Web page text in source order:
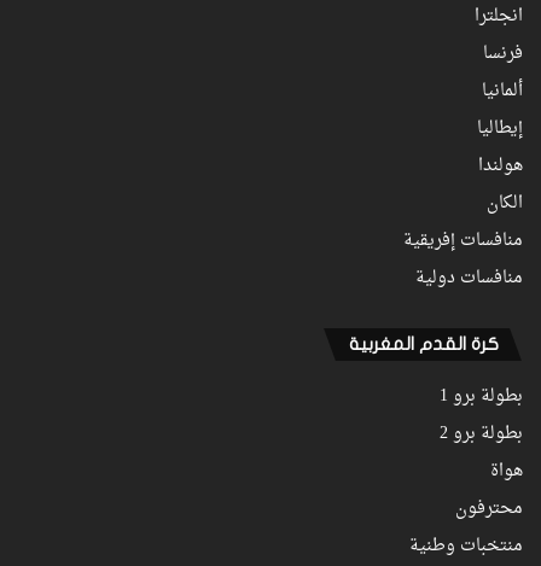
انجلترا
فرنسا
ألمانيا
إيطاليا
هولندا
الكان
منافسات إفريقية
منافسات دولية
كرة القدم المغربية
بطولة برو 1
بطولة برو 2
هواة
محترفون
منتخبات وطنية